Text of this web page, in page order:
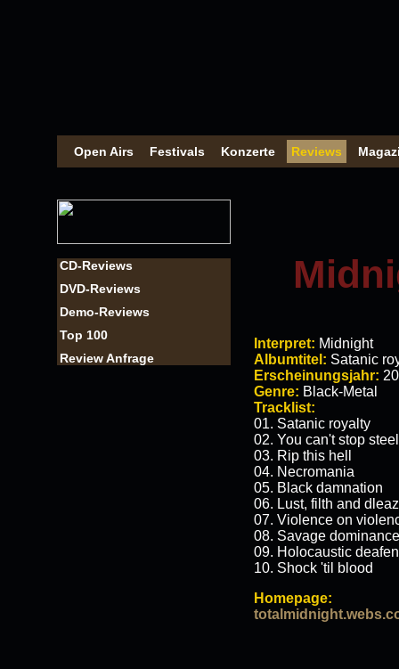
Open Airs Festivals Konzerte Reviews
CD-Reviews
DVD-Reviews
Demo-Reviews
Top 100
Review Anfrage
Interpret: Midnight
Albumtitel: Satanic
Erscheinungsjahr:
Genre: Black-Metal
Tracklist:
01. Satanic royalty
02. You can't stop steel
03. Rip this hell
04. Necromania
05. Black damnation
06. Lust, filth and
07. Violence on
08. Savage dominance
09. Holocaustic
10. Shock 'til blood
Homepage: